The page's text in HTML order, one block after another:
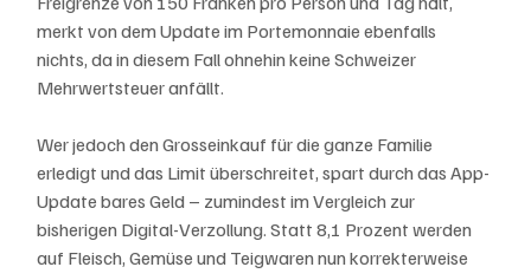
merkt von dem Update im Portemonnaie ebenfalls
nichts, da in diesem Fall ohnehin keine Schweizer
Mehrwertsteuer anfällt.
Wer jedoch den Grosseinkauf für die ganze Familie
erledigt und das Limit überschreitet, spart durch das App-
Update bares Geld – zumindest im Vergleich zur
bisherigen Digital-Verzollung. Statt 8,1 Prozent werden
auf Fleisch, Gemüse und Teigwaren nun korrekterweise